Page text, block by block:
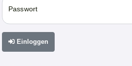
Passwort
Einloggen